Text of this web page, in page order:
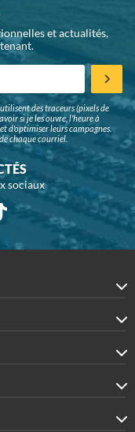
et actualités,
des traceurs (pixels de
si je les ouvre, l'heure à
d'optimiser leurs campagnes.
chaque courriel.
sociaux